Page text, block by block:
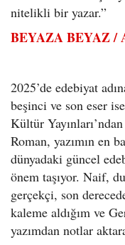
nitelikli bir yazar.”
BEYAZA BEYAZ /
2025’de edebiyat
beşinci ve son eser
Kültür Yayınları’ndan
Roman, yazımın en
dünyadaki güncel
önem taşıyor. Naif,
gerçekçi, son
kaleme aldığım ve
yazımdan notlar